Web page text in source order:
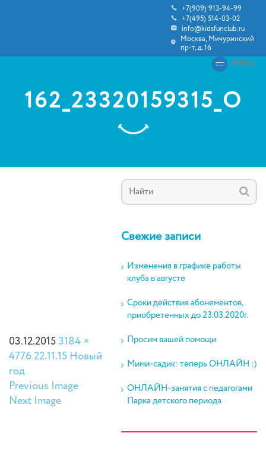
+7(909) 913-94-99
+7(495) 514-03-02
info@kidsfunclub.ru
Москва, Мичуринский
пр-т, д. 16
MENU
162_23320159315_O
03.12.20153184 ×
477622.11.15 Новый
год
Previous Image
Next Image
Свежие записи
Изменения в графике работы
клуба в августе
Сроки действия абонементов,
приобретенных до 23.03.2020г.
Просим вашей помощи
Мими-садик: теперь ОНЛАЙН :)
ОНЛАЙН-занятия с педагогами
Парка детского периода